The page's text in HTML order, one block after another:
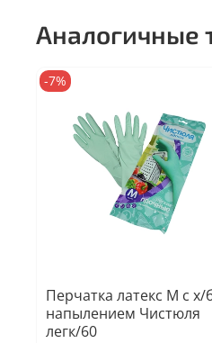
Аналогичные
-7%
Перчатка латекс M с х/
напылением Чистюля
легк/60